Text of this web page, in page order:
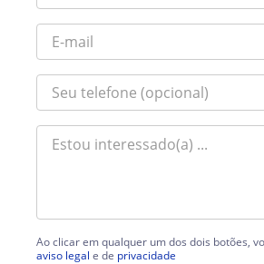
Ao clicar em qualquer um dos dois botões,
aviso legal e de privacidade